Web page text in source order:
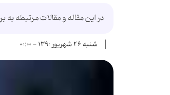
در این مقاله و مقالات مرتبطه
شنبه ۲۶ شهریور ۱۳۹۰ - ۰۰:۰۰